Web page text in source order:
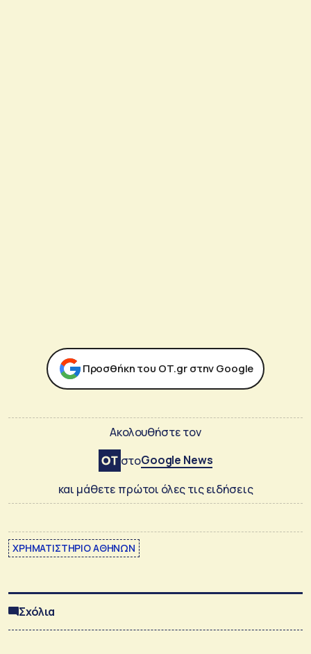
Προσθήκη του ΟΤ.gr στην Google
Ακολουθήστε τον
στοGoogle News
και μάθετε πρώτοι όλες τις ειδήσεις
ΧΡΗΜΑΤΙΣΤΗΡΙΟ ΑΘΗΝΩΝ
Σχόλια